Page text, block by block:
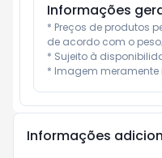
Informações
* Preços de produtos
de acordo com o peso;
* Sujeito à
* Imagem meramente
Informações